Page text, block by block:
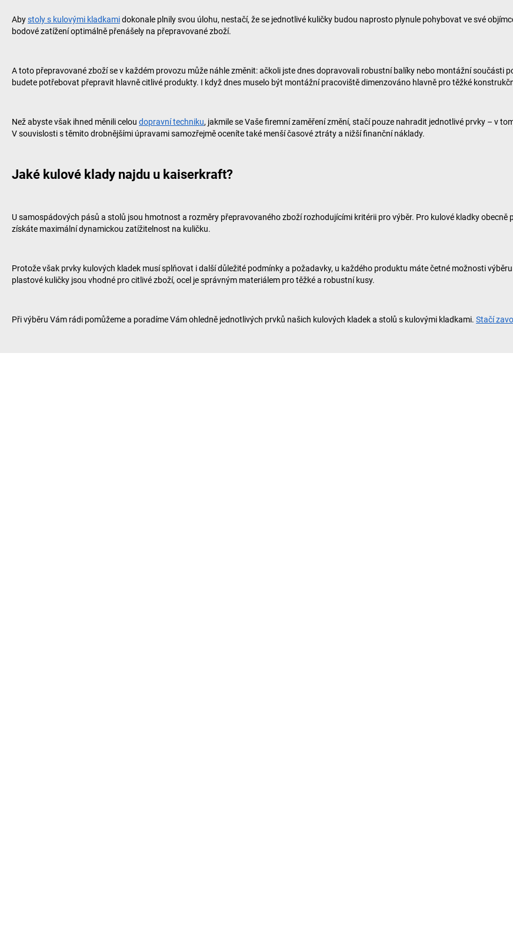
Abystoly s kulovými kladkamidokonale plnily svou úlohu, nestačí, že se jednotlivé kuličky budou naprosto plynule pohybovat ve své
bodové zatížení optimálně přenášely na přepravované zboží.
A toto přepravované zboží se v každém provozu může náhle změnit: ačkoli jste dnes dopravovali robustní balíky nebo montážní součásti
budete potřebovat přepravit hlavně citlivé produkty. I když dnes muselo být montážní pracoviště dimenzováno hlavně pro těžké
Než abyste však ihned měnili celou dopravní techniku, jakmile se Vaše firemní zaměření změní, stačí pouze nahradit jednotlivé prvky – v
V souvislosti s těmito drobnějšími úpravami samozřejmě oceníte také menší časové ztráty a nižší finanční náklady.
Jaké kulové klady najdu u kaiserkraft?
U samospádových pásů a stolů jsou hmotnost a rozměry přepravovaného zboží rozhodujícími kritérii pro výběr. Pro kulové kladky
získáte maximální dynamickou zatížitelnost na kuličku.
Protože však prvky kulových kladek musí splňovat i další důležité podmínky a požadavky, u každého produktu máte četné možnosti
plastové kuličky jsou vhodné pro citlivé zboží, ocel je správným materiálem pro těžké a robustní kusy.
Při výběru Vám rádi pomůžeme a poradíme Vám ohledně jednotlivých prvků našich kulových kladek a stolů s kulovými kladkami. Stačí